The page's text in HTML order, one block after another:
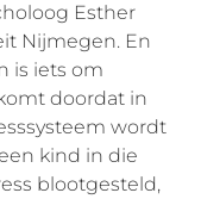
Esther
Nijmegen. En
is iets om
doordat in
wordt
kind in die
blootgesteld,